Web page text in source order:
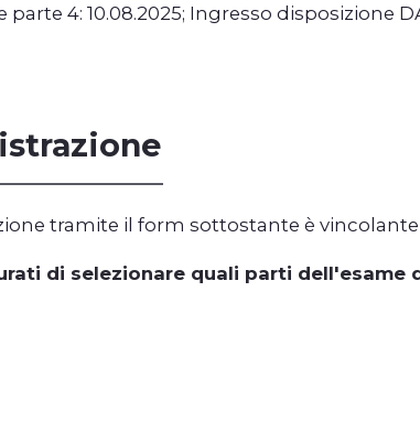
parte 4: 10.08.2025; Ingresso disposizione
tramite il form sottostante è
di selezionare quali parti dell'esame